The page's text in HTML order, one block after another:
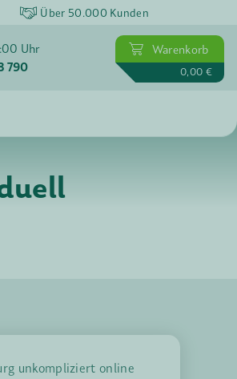
Über 50.000 Kunden
Uhr
790
Warenkorb
0,00 €
unkompliziert online